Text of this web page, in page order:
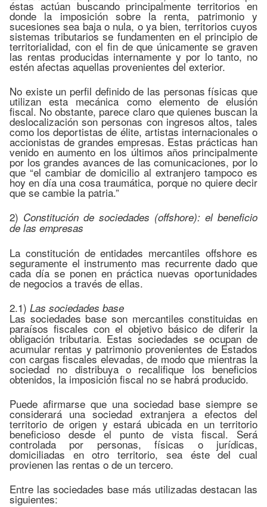
éstas actúan buscando principalmente territorios en
donde la imposición sobre la renta, patrimonio y
sucesiones sea baja o nula, o ya bien, territorios cuyos
sistemas tributarios se fundamenten en el principio de
territorialidad, con el fin de que únicamente se graven
las rentas producidas internamente y por lo tanto, no
estén afectas aquellas provenientes del exterior.
No existe un perfil definido de las personas físicas que
utilizan esta mecánica como elemento de elusión
fiscal. No obstante, parece claro que quienes buscan la
deslocalización son personas con ingresos altos, tales
como los deportistas de élite, artistas internacionales o
accionistas de grandes empresas. Estas prácticas han
venido en aumento en los últimos años principalmente
por los grandes avances de las comunicaciones, por lo
que “el cambiar de domicilio al extranjero tampoco es
hoy en día una cosa traumática, porque no quiere decir
que se cambie la patria.”
2) Constitución de sociedades (offshore): el beneficio
de las empresas
La constitución de entidades mercantiles offshore es
seguramente el instrumento mas recurrente dado que
cada día se ponen en práctica nuevas oportunidades
de negocios a través de ellas.
2.1) Las sociedades base
Las sociedades base son mercantiles constituidas en
paraísos fiscales con el objetivo básico de diferir la
obligación tributaria. Estas sociedades se ocupan de
acumular rentas y patrimonio provenientes de Estados
con cargas fiscales elevadas, de modo que mientras la
sociedad no distribuya o recalifique los beneficios
obtenidos, la imposición fiscal no se habrá producido.
Puede afirmarse que una sociedad base siempre se
considerará una sociedad extranjera a efectos del
territorio de origen y estará ubicada en un territorio
beneficioso desde el punto de vista fiscal. Será
controlada por personas, físicas o jurídicas,
domiciliadas en otro territorio, sea éste del cual
provienen las rentas o de un tercero.
Entre las sociedades base más utilizadas destacan las
siguientes: